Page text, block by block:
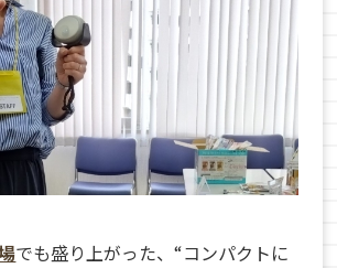
でも盛り上がった、“コンパクトに